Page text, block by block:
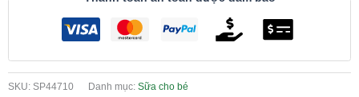
SKU: SP44710 Danh mục: Sữa cho bé